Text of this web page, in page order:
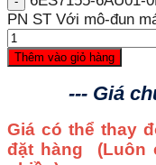
PN ST Với mô-đun
Thêm vào giỏ hàng
--- Giá
Giá có thể thay
đặt hàng (Luôn